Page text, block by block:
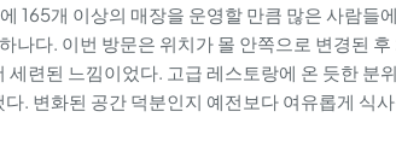
165개 이상의 매장을 운영할 만큼 많은 사람들
나다. 이번 방문은 위치가 몰 안쪽으로 변경된
세련된 느낌이었다. 고급 레스토랑에 온 듯한 분
. 변화된 공간 덕분인지 예전보다 여유롭게 식